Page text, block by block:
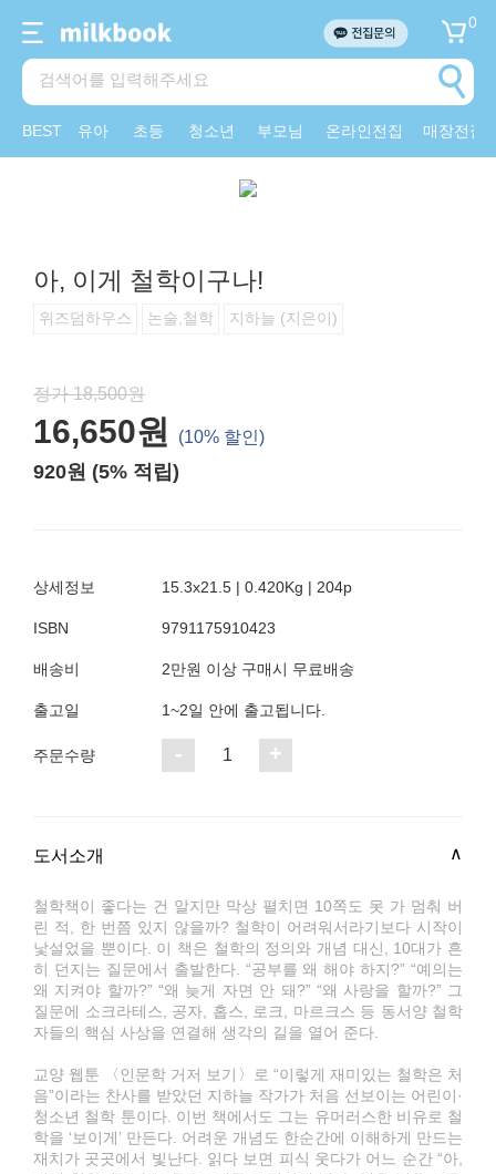
0
BEST 유아 초등 청소년 부모님 온라인전집 매장전집
아, 이게 철학이구나!
위즈덤하우스 논술,철학 지하늘 (지은이)
정가 18,500원
16,650원 (10% 할인)
920원 (5% 적립)
상세정보 15.3x21.5 | 0.420Kg | 204p
ISBN 9791175910423
배송비 2만원 이상 구매시 무료배송
출고일 1~2일 안에 출고됩니다.
주문수량 - 1 +
도서소개
철학책이 좋다는 건 알지만 막상 펼치면 10쪽도 못 가 멈춰 버
린 적, 한 번쯤 있지 않을까? 철학이 어려워서라기보다 시작이
낯설었을 뿐이다. 이 책은 철학의 정의와 개념 대신, 10대가 흔
히 던지는 질문에서 출발한다. “공부를 왜 해야 하지?” “예의는
왜 지켜야 할까?” “왜 늦게 자면 안 돼?” “왜 사랑을 할까?” 그
질문에 소크라테스, 공자, 홉스, 로크, 마르크스 등 동서양 철학
자들의 핵심 사상을 연결해 생각의 길을 열어 준다.
교양 웹툰 〈인문학 거저 보기〉로 “이렇게 재미있는 철학은 처
음”이라는 찬사를 받았던 지하늘 작가가 처음 선보이는 어린이·
청소년 철학 툰이다. 이번 책에서도 그는 유머러스한 비유로 철
학을 ‘보이게’ 만든다. 어려운 개념도 한순간에 이해하게 만드는
재치가 곳곳에서 빛난다. 읽다 보면 피식 웃다가 어느 순간 “아,